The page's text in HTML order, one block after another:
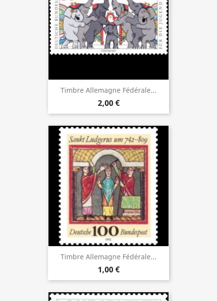
Timbre Allemagne Fédérale...
2,00 €
Timbre Allemagne Fédérale...
1,00 €